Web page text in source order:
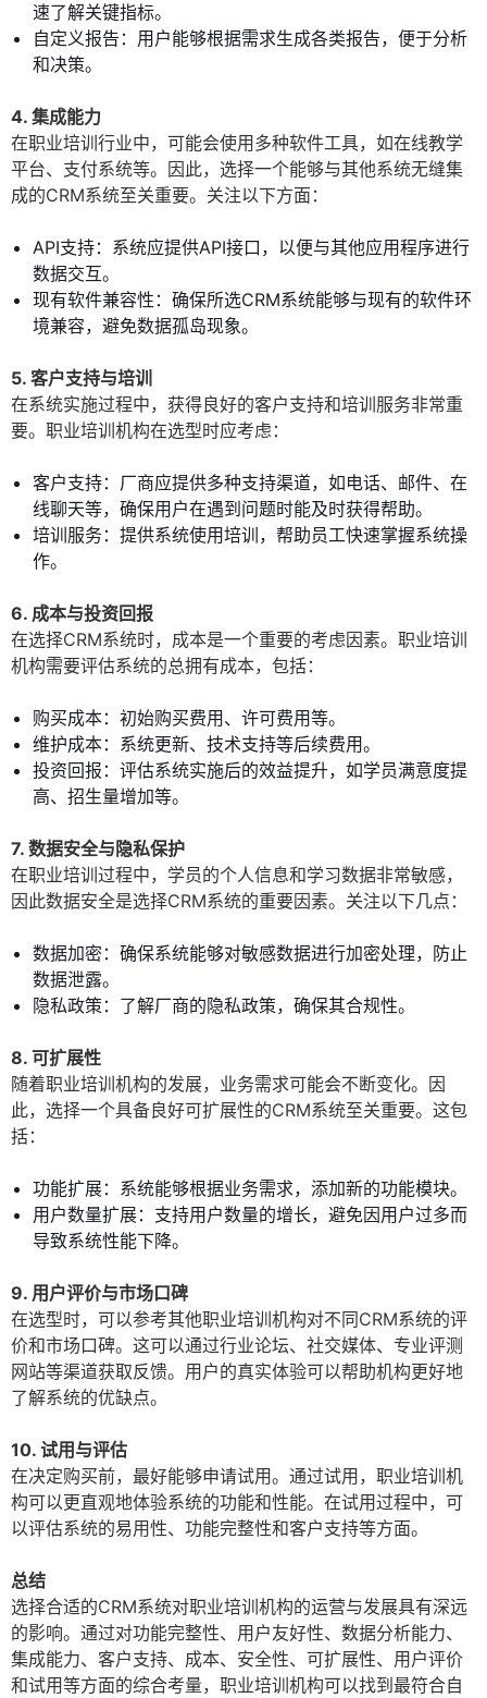
速了解关键指标。
自定义报告：用户能够根据需求生成各类报告，便于分析
和决策。
4. 集成能力
在职业培训行业中，可能会使用多种软件工具，如在线教学
平台、支付系统等。因此，选择一个能够与其他系统无缝集
成的CRM系统至关重要。关注以下方面：
API支持：系统应提供API接口，以便与其他应用程序进行
数据交互。
现有软件兼容性：确保所选CRM系统能够与现有的软件环
境兼容，避免数据孤岛现象。
5. 客户支持与培训
在系统实施过程中，获得良好的客户支持和培训服务非常重
要。职业培训机构在选型时应考虑：
客户支持：厂商应提供多种支持渠道，如电话、邮件、在
线聊天等，确保用户在遇到问题时能及时获得帮助。
培训服务：提供系统使用培训，帮助员工快速掌握系统操
作。
6. 成本与投资回报
在选择CRM系统时，成本是一个重要的考虑因素。职业培训
机构需要评估系统的总拥有成本，包括：
购买成本：初始购买费用、许可费用等。
维护成本：系统更新、技术支持等后续费用。
投资回报：评估系统实施后的效益提升，如学员满意度提
高、招生量增加等。
7. 数据安全与隐私保护
在职业培训过程中，学员的个人信息和学习数据非常敏感，
因此数据安全是选择CRM系统的重要因素。关注以下几点：
数据加密：确保系统能够对敏感数据进行加密处理，防止
数据泄露。
隐私政策：了解厂商的隐私政策，确保其合规性。
8. 可扩展性
随着职业培训机构的发展，业务需求可能会不断变化。因
此，选择一个具备良好可扩展性的CRM系统至关重要。这包
括：
功能扩展：系统能够根据业务需求，添加新的功能模块。
用户数量扩展：支持用户数量的增长，避免因用户过多而
导致系统性能下降。
9. 用户评价与市场口碑
在选型时，可以参考其他职业培训机构对不同CRM系统的评
价和市场口碑。这可以通过行业论坛、社交媒体、专业评测
网站等渠道获取反馈。用户的真实体验可以帮助机构更好地
了解系统的优缺点。
10. 试用与评估
在决定购买前，最好能够申请试用。通过试用，职业培训机
构可以更直观地体验系统的功能和性能。在试用过程中，可
以评估系统的易用性、功能完整性和客户支持等方面。
总结
选择合适的CRM系统对职业培训机构的运营与发展具有深远
的影响。通过对功能完整性、用户友好性、数据分析能力、
集成能力、客户支持、成本、安全性、可扩展性、用户评价
和试用等方面的综合考量，职业培训机构可以找到最符合自